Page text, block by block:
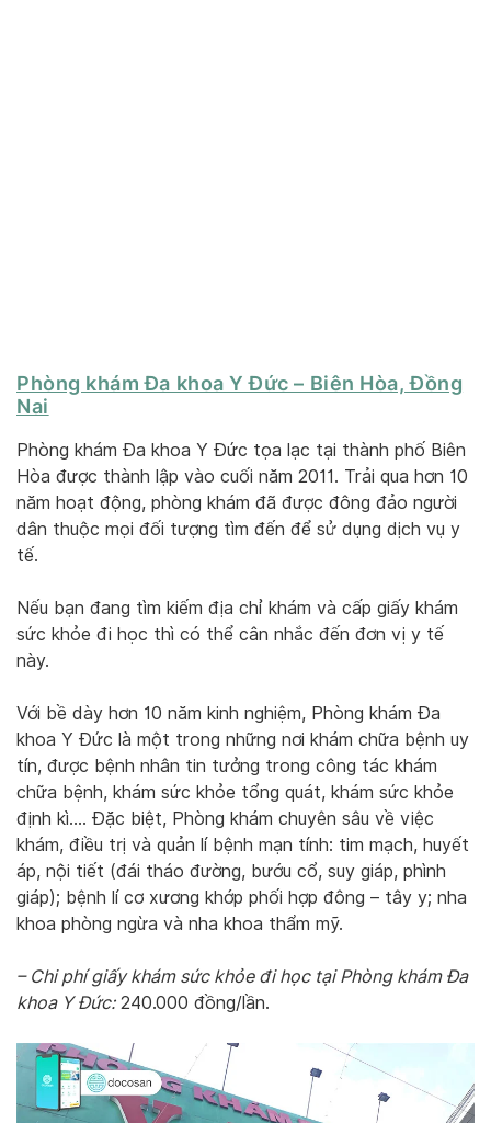
Phòng khám Đa khoa Y Đức – Biên Hòa, Đồng
Nai
Phòng khám Đa khoa Y Đức tọa lạc tại thành phố Biên
Hòa được thành lập vào cuối năm 2011. Trải qua hơn 10
năm hoạt động, phòng khám đã được đông đảo người
dân thuộc mọi đối tượng tìm đến để sử dụng dịch vụ y
tế.
Nếu bạn đang tìm kiếm địa chỉ khám và cấp giấy khám
sức khỏe đi học thì có thể cân nhắc đến đơn vị y tế
này.
Với bề dày hơn 10 năm kinh nghiệm, Phòng khám Đa
khoa Y Đức là một trong những nơi khám chữa bệnh uy
tín, được bệnh nhân tin tưởng trong công tác khám
chữa bệnh, khám sức khỏe tổng quát, khám sức khỏe
định kì…. Đặc biệt, Phòng khám chuyên sâu về việc
khám, điều trị và quản lí bệnh mạn tính: tim mạch, huyết
áp, nội tiết (đái tháo đường, bướu cổ, suy giáp, phình
giáp); bệnh lí cơ xương khớp phối hợp đông – tây y; nha
khoa phòng ngừa và nha khoa thẩm mỹ.
– Chi phí giấy khám sức khỏe đi học tại Phòng khám Đa
khoa Y Đức:240.000 đồng/lần.